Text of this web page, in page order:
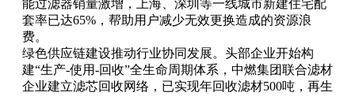
能过滤器销量激增，上海、深圳等一线城市新建住宅配
套率已达65%，帮助用户减少无效更换造成的资源浪
费。
绿色供应链建设推动行业协同发展。头部企业开始构
建“生产-使用-回收”全生命周期体系，中燃集团联合滤材
企业建立滤芯回收网络，已实现年回收滤材500吨，再生